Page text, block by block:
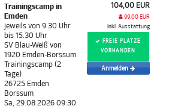
Trainingscamp in
Emden
jeweils von 9.30 Uhr
bis 15.30 Uhr
SV Blau-Weiß von
1920 Emden-Borssum
Trainingscamp (2
Tage)
26725 Emden
Borssum
Sa, 29.08.2026 09:30
104,00 EUR
99,00 EUR
inkl. Ausstattung
FREIE PLÄTZE
VORHANDEN
Anmelden